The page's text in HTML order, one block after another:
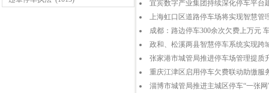
宜宾数字产业集团持续深化停车平台
上海虹口区道路停车场将实现智慧管
成都：路边停车300余次欠费上万元
政和、松溪两县智慧停车系统实现跨
张家港市城管局推进停车场管理提质
重庆江津区启用停车欠费联动助缴服
淄博市城管局推进主城区停车“一张网